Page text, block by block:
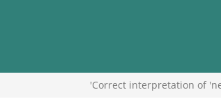
Correct interpretation of